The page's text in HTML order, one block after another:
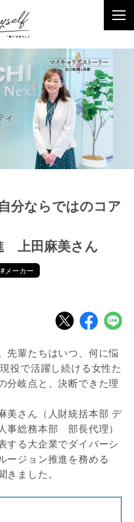
分ならではのコア
上田麻美さん
#メーカー
先輩たちはいつ、何に悩
役で活躍し続ける女性た
分岐点と、決断できた理
美さん（人財統括本部 デ
事総務本部 部長代理）
する大企業でダイバーシ
ージョン推進を務める
ました。